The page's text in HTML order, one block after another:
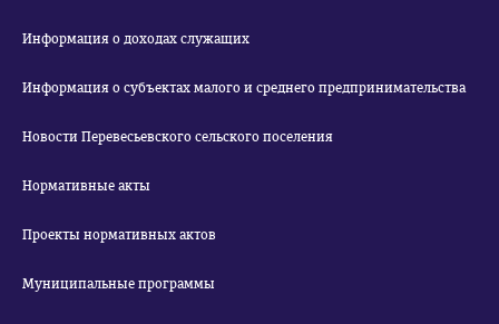
Информация о доходах служащих
Информация о субъектах малого и среднего предпринимательства
Новости Перевесьевского сельского поселения
Нормативные акты
Проекты нормативных актов
Муниципальные программы